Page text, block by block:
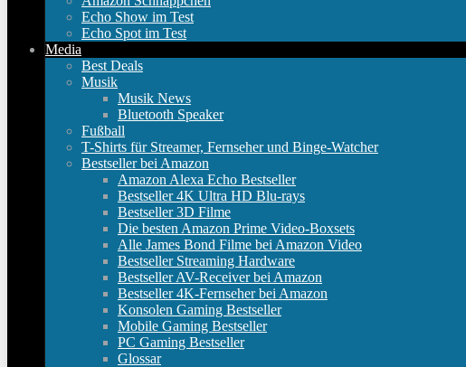
Echo Show im Test
Echo Spot im Test
Media
Best Deals
Musik
Musik News
Bluetooth Speaker
Fußball
T-Shirts für Streamer, Fernseher und Binge-Watcher
Bestseller bei Amazon
Amazon Alexa Echo Bestseller
Bestseller 4K Ultra HD Blu-rays
Bestseller 3D Filme
Die besten Amazon Prime Video-Boxsets
Alle James Bond Filme bei Amazon Video
Bestseller Streaming Hardware
Bestseller AV-Receiver bei Amazon
Bestseller 4K-Fernseher bei Amazon
Konsolen Gaming Bestseller
Mobile Gaming Bestseller
PC Gaming Bestseller
Glossar